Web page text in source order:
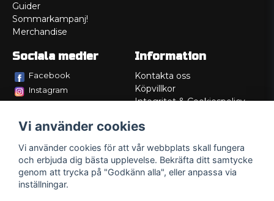
Guider
Sommarkampanj!
Merchandise
Sociala medier
Facebook
Instagram
Information
Kontakta oss
Köpvillkor
Integritet & Cookiespolicy
Service/Garanti
Lådritning
Om oss
Vi använder cookies
Vi använder cookies för att vår webbplats skall fungera
och erbjuda dig bästa upplevelse. Bekräfta ditt samtycke
genom att trycka på "Godkänn alla", eller anpassa via
inställningar.